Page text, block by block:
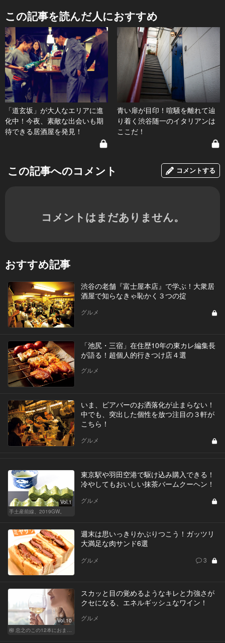
この記事を読んだ人におすすめ
「道玄坂」が大人なエリアに進
化中！今夜、素敵な出会いも期
待できる居酒屋を発見！
青い扉が目印！喧騒を離れて辿
り着く渋谷随一のイタリアンは
ここだ！
この記事へのコメント コメントする
コメントはまだありません。
おすすめ記事
渋谷の老舗『富士屋本店』で学ぶ！大衆居
酒屋で知らなきゃ恥かく３つの掟
グルメ
「池尻・三宿」在住歴10年の東カレ編集長
が語る！超個人的行きつけ店４選
グルメ
いま、ビアバーのお洒落化が止まらない！
中でも、突出した個性を放つ注目の３軒が
こちら！
グルメ
Vol.1
手土産前線、2019GW。
東京駅や羽田空港で駆け込み購入できる！
冷やしてもおいしい抹茶バームクーヘン！
グルメ
週末は思いっきりかぶりつこう！ガッツリ
大満足な肉サンド6選
グルメ 3
Vol.10
柳 忠之のこの12本におまかせ
スカッと目の覚めるようなキレと力強さが
クセになる、エネルギッシュなワイン！
グルメ